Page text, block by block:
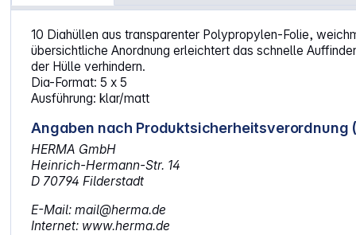
Artikelinformationen "Herma Diahüllen 5x5 10 Blatt klar/
10 Diahüllen aus transparenter Polypropylen-Folie,
übersichtliche Anordnung erleichtert das schnelle
der Hülle verhindern.
Dia-Format: 5 x 5
Ausführung: klar/matt
Angaben nach Produktsicherheitsverordnung
HERMA GmbH
Heinrich-Hermann-Str. 14
D 70794 Filderstadt
E-Mail: mail@herma.de
Internet: www.herma.de